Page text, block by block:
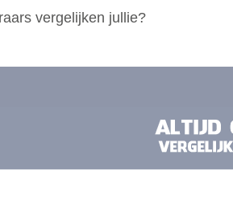
vergelijken jullie?